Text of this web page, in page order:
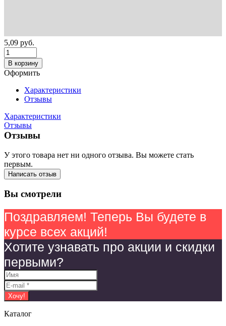
5,09 руб.
В корзину
Оформить
Характеристики
Отзывы
Характеристики
Отзывы
Отзывы
У этого товара нет ни одного отзыва. Вы можете стать
первым.
Написать отзыв
Вы смотрели
Поздравляем! Теперь Вы будете в
курсе всех акций!
Хотите узнавать про акции и скидки
первыми?
Каталог